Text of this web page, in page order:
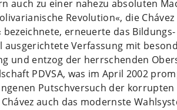
auch zu einer nahezu absoluten
Revolution«, die
bezeichnete, erneuerte das
ausgerichtete Verfassung mit
und entzog der herrschenden
PDVSA, was im April 2002
Putschversuch der
auch das modernste